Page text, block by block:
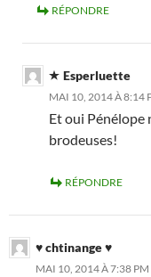
RÉPONDRE
Esperluette
MAI 10, 2014 À 8:14
Et oui Pénélope
brodeuses!
RÉPONDRE
♥ chtinange ♥
MAI 10, 2014 À 7:38 PM